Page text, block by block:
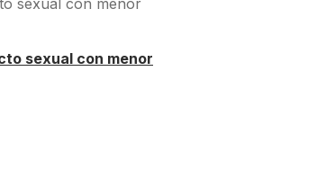
sexual con menor